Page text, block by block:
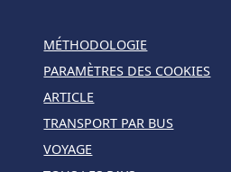
MÉTHODOLOGIE
PARAMÈTRES DES COOKIES
ARTICLE
TRANSPORT PAR BUS
VOYAGE